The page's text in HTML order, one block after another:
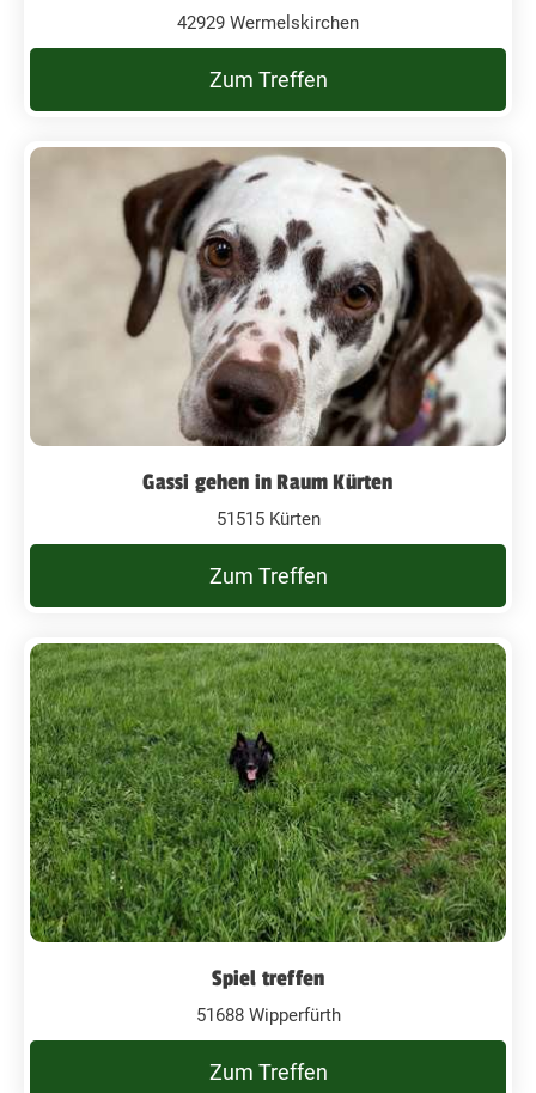
42929 Wermelskirchen
Zum Treffen
Gassi gehen in Raum Kürten
51515 Kürten
Zum Treffen
Spiel treffen
51688 Wipperfürth
Zum Treffen